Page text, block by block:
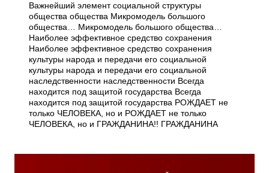
Важнейший элемент социальной структуры
общества общества Микромодель большого
общества… Микромодель большого общества…
Наиболее эффективное средство сохранения
Наиболее эффективное средство сохранения
культуры народа и передачи его социальной
культуры народа и передачи его социальной
наследственности наследственности Всегда
находится под защитой государства Всегда
находится под защитой государства РОЖДАЕТ не
только ЧЕЛОВЕКА, но и РОЖДАЕТ не только
ЧЕЛОВЕКА, но и ГРАЖДАНИНА!! ГРАЖДАНИНА